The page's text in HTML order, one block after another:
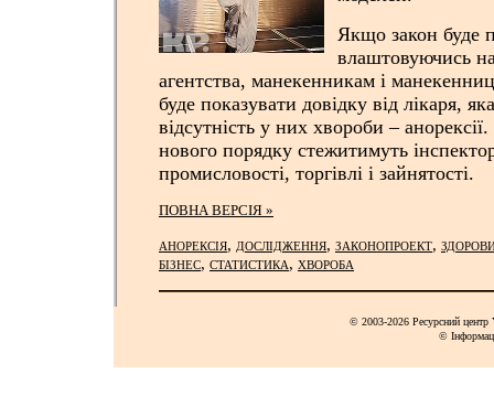
Якщо закон буде
влаштовуючись
агентства, манекенникам і
буде показувати довідку від лікаря,
відсутність у них хвороби –
нового порядку стежитимуть
промисловості, торгівлі і зайнятості.
ПОВНА ВЕРСІЯ »
АНОРЕКСІЯ, ДОСЛІДЖЕННЯ, ЗАКОНОПРОЕКТ,
БІЗНЕС, СТАТИСТИКА, ХВОРОБА
© 2003-2026 Ресурсний
©